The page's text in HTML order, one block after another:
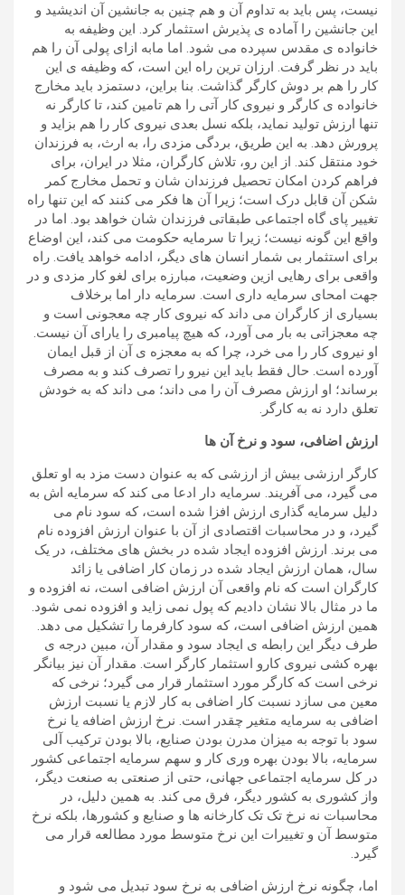
نیست، پس باید به تداوم آن و هم چنین به جانشین آن اندیشید و
این جانشین را آماده ی پذیرش استثمار کرد. این وظیفه به
خانواده ی مقدس سپرده می شود. اما مابه ازای پولی آن را هم
باید در نظر گرفت. ارزان ترین راه این است، که وظیفه ی این
کار را هم بر دوش کارگر گذاشت. بنا براین، دستمزد باید مخارج
خانواده ی کارگر و نیروی کار آتی را هم تامین کند، تا کارگر نه
تنها ارزش تولید نماید، بلکه نسل بعدی نیروی کار را هم بزاید و
پرورش دهد. به این طریق، بردگی مزدی را، به ارث، به فرزندان
خود منتقل کند. از این رو، تلاش کارگران، مثلا در ایران، برای
فراهم کردن امکان تحصیل فرزندان شان و تحمل مخارج کمر
شکن آن قابل درک است؛ زیرا آن ها فکر می کنند که این تنها راه
تغییر پای گاه اجتماعی طبقاتی فرزندان شان خواهد بود. اما در
واقع این گونه نیست؛ زیرا تا سرمایه حکومت می کند، این اوضاع
برای استثمار بی شمار انسان های دیگر، ادامه خواهد یافت. راه
واقعی برای رهایی ازین وضعیت، مبارزه برای لغو کار مزدی و در
جهت امحای سرمایه داری است. سرمایه دار اما برخلاف
بسیاری از کارگران می داند که نیروی کار چه معجونی است و
چه معجزاتی به بار می آورد، که هیچ پیامبری را یارای آن نیست.
او نیروی کار را می خرد، چرا که به معجزه ی آن از قبل ایمان
آورده است. حال فقط باید این نیرو را تصرف کند و به مصرف
برساند؛ او ارزش مصرف آن را می داند؛ می داند که به خودش
تعلق دارد نه به کارگر.
ارزش اضافی، سود و نرخ آن ها
کارگر ارزشی بیش از ارزشی که به عنوان دست مزد به او تعلق
می گیرد، می آفریند. سرمایه دار ادعا می کند که سرمایه اش به
دلیل سرمایه گذاری ارزش افزا شده است، که سود نام می
گیرد، و در محاسبات اقتصادی از آن با عنوان ارزش افزوده نام
می برند. ارزش افزوده ایجاد شده در بخش های مختلف، در یک
سال، همان ارزش ایجاد شده در زمان کار اضافی یا زائد
کارگران است که نام واقعی آن ارزش اضافی است، نه افزوده و
ما در مثال بالا نشان دادیم که پول نمی زاید و افزوده نمی شود.
همین ارزش اضافی است، که سود کارفرما را تشکیل می دهد.
طرف دیگر این رابطه ی ایجاد سود و مقدار آن، مبین درجه ی
بهره کشی نیروی کارو استثمار کارگر است. مقدار آن نیز بیانگر
نرخی است که کارگر مورد استثمار قرار می گیرد؛ نرخی که
معین می سازد نسبت کار اضافی به کار لازم یا نسبت ارزش
اضافی به سرمایه متغیر چقدر است. نرخ ارزش اضافه یا نرخ
سود با توجه به میزان مدرن بودن صنایع، بالا بودن ترکیب آلی
سرمایه، بالا بودن بهره وری کار و سهم سرمایه اجتماعی کشور
در کل سرمایه اجتماعی جهانی، حتی از صنعتی به صنعت دیگر،
واز کشوری به کشور دیگر، فرق می کند. به همین دلیل، در
محاسبات نه نرخ تک تک کارخانه ها و صنایع و کشورها، بلکه نرخ
متوسط آن و تغییرات این نرخ متوسط مورد مطالعه قرار می
گیرد.
اما، چگونه نرخ ارزش اضافی به نرخ سود تبدیل می شود و